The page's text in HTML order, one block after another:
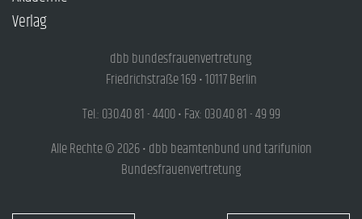
Verlag
dbb bundesfrauenvertretung
Friedrichstraße 169 • 10117 Berlin
Tel.: 030.40 81 - 4400 • Fax: 030.40 81 - 49 99
Alle Rechte © 2026 • dbb beamtenbund und tarifunion
Bundesfrauenvertretung